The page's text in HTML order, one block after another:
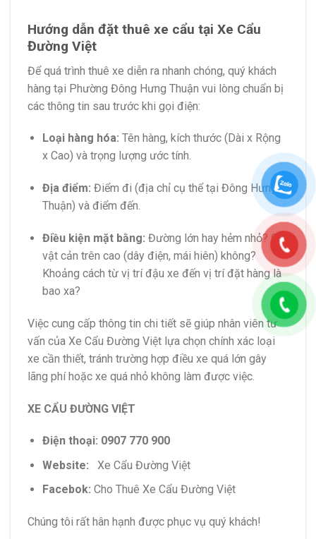
Hướng dẫn đặt thuê xe cẩu tại Xe Cẩu
Đường Việt
Để quá trình thuê xe diễn ra nhanh chóng, quý khách
hàng tại Phường Đông Hưng Thuận vui lòng chuẩn bị
các thông tin sau trước khi gọi điện:
Loại hàng hóa: Tên hàng, kích thước (Dài x Rộng
x Cao) và trọng lượng ước tính.
Địa điểm: Điểm đi (địa chỉ cụ thể tại Đông Hưng
Thuận) và điểm đến.
Điều kiện mặt bằng: Đường lớn hay hẻm nhỏ? Có
vật cản trên cao (dây điện, mái hiên) không?
Khoảng cách từ vị trí đậu xe đến vị trí đặt hàng là
bao xa?
Việc cung cấp thông tin chi tiết sẽ giúp nhân viên tư
vấn của Xe Cẩu Đường Việt lựa chọn chính xác loại
xe cần thiết, tránh trường hợp điều xe quá lớn gây
lãng phí hoặc xe quá nhỏ không làm được việc.
XE CẨU ĐƯỜNG VIỆT
Điện thoại: 0907 770 900
Website:
Xe Cẩu Đường Việt
Facebok: Cho Thuê Xe Cẩu Đường Việt
Chúng tôi rất hân hạnh được phục vụ quý khách!